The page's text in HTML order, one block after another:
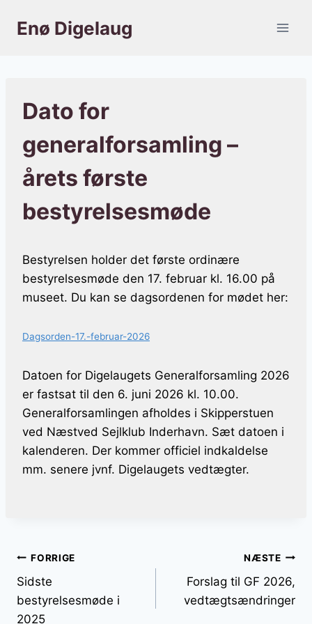
Enø Digelaug
Dato for
generalforsamling –
årets første
bestyrelsesmøde
Bestyrelsen holder det første ordinære
bestyrelsesmøde den 17. februar kl. 16.00 på
museet. Du kan se dagsordenen for mødet her:
Dagsorden-17.-februar-2026
Datoen for Digelaugets Generalforsamling 2026
er fastsat til den 6. juni 2026 kl. 10.00.
Generalforsamlingen afholdes i Skipperstuen
ved Næstved Sejlklub Inderhavn. Sæt datoen i
kalenderen. Der kommer officiel indkaldelse
mm. senere jvnf. Digelaugets vedtægter.
Indlægsnavigation
FORRIGE
Sidste
bestyrelsesmøde i
2025
NÆSTE
Forslag til GF 2026,
vedtægtsændringer